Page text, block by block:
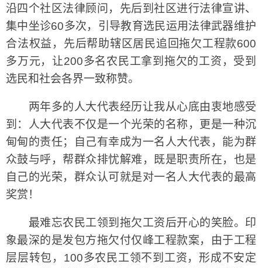
沿四个社区法律顾问，先后到社区进行法律宣讲、
集中坐诊60多次，引导教育选民运用法律武器维护
合法权益，先后帮助辖区居民追回拖欠工程款600
多万元，让200多名农民工拿到拖欠的工资，受到
选民和社会各界一致称赞。
两年多的人大代表经历让我从心底由衷地感受
到：人大代表不仅是一个光荣的名称，更是一种沉
甸甸的责任；自己有幸成为一名人大代表，能为群
众鼓与呼，帮群众排忧解难，既是职责所在，也是
自己的光荣，群众认可就是对一名人大代表的最高
奖赏！
最难忘农民工领到拖欠工资后开心的笑脸。印
象最深的是发包方拖欠付仅峰工程款案，由于工程
层层转包，100多农民工领不到工资，形成不安定